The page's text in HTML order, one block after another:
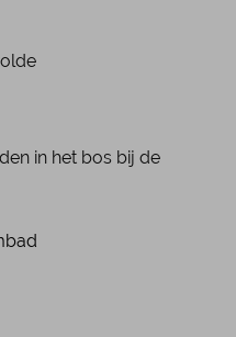
in het bos bij de